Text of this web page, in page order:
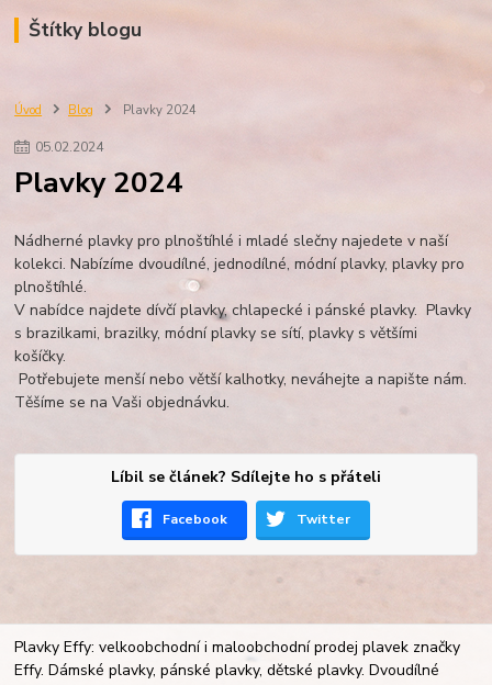
Štítky blogu
Úvod Blog Plavky 2024
05.02.2024
Plavky 2024
Nádherné plavky pro plnoštíhlé i mladé slečny najedete v naší
kolekci. Nabízíme dvoudílné, jednodílné, módní plavky, plavky pro
plnoštíhlé.
V nabídce najdete dívčí plavky, chlapecké i pánské plavky. Plavky
s brazilkami, brazilky, módní plavky se sítí, plavky s většími
košíčky.
Potřebujete menší nebo větší kalhotky, neváhejte a napište nám.
Těšíme se na Vaši objednávku.
Líbil se článek? Sdílejte ho s přáteli
Facebook Twitter
Plavky Effy: velkoobchodní i maloobchodní prodej plavek značky
Effy. Dámské plavky, pánské plavky, dětské plavky. Dvoudílné